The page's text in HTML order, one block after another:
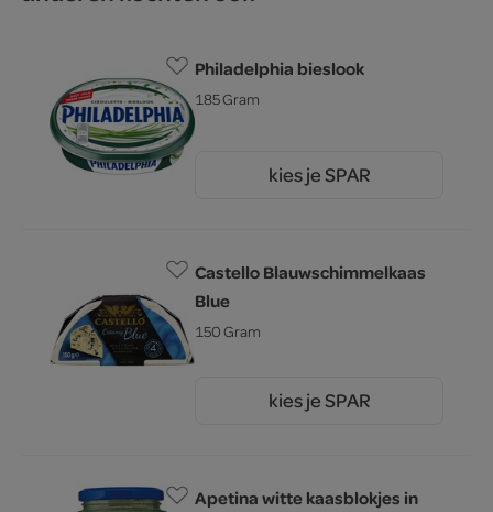
Philadelphia bieslook
185 Gram
kies je SPAR
Castello Blauwschimmelkaas
Blue
150 Gram
kies je SPAR
Apetina witte kaasblokjes in